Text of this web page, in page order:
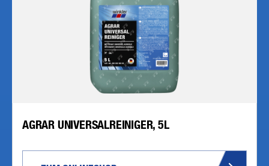
AGRAR UNIVERSALREINIGER, 5L